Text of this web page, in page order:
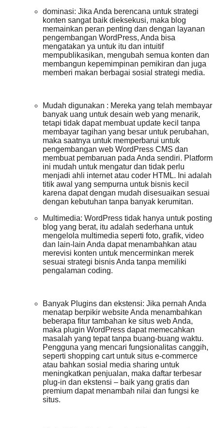
dominasi: Jika Anda berencana untuk strategi
konten sangat baik dieksekusi, maka blog
memainkan peran penting dan dengan layanan
pengembangan WordPress, Anda bisa
mengatakan ya untuk itu dan intuitif
mempublikasikan, mengubah semua konten dan
membangun kepemimpinan pemikiran dan juga
memberi makan berbagai sosial strategi media.
Mudah digunakan : Mereka yang telah membayar
banyak uang untuk desain web yang menarik,
tetapi tidak dapat membuat update kecil tanpa
membayar tagihan yang besar untuk perubahan,
maka saatnya untuk memperbarui untuk
pengembangan web WordPress CMS dan
membuat pembaruan pada Anda sendiri. Platform
ini mudah untuk mengatur dan tidak perlu
menjadi ahli internet atau coder HTML. Ini adalah
titik awal yang sempurna untuk bisnis kecil
karena dapat dengan mudah disesuaikan sesuai
dengan kebutuhan tanpa banyak kerumitan.
Multimedia: WordPress tidak hanya untuk posting
blog yang berat, itu adalah sederhana untuk
mengelola multimedia seperti foto, grafik, video
dan lain-lain Anda dapat menambahkan atau
merevisi konten untuk mencerminkan merek
sesuai strategi bisnis Anda tanpa memiliki
pengalaman coding.
Banyak Plugins dan ekstensi: Jika pernah Anda
menatap berpikir website Anda menambahkan
beberapa fitur tambahan ke situs web Anda,
maka plugin WordPress dapat memecahkan
masalah yang tepat tanpa buang-buang waktu.
Pengguna yang mencari fungsionalitas canggih,
seperti shopping cart untuk situs e-commerce
atau bahkan sosial media sharing untuk
meningkatkan penjualan, maka daftar terbesar
plug-in dan ekstensi – baik yang gratis dan
premium dapat menambah nilai dan fungsi ke
situs.